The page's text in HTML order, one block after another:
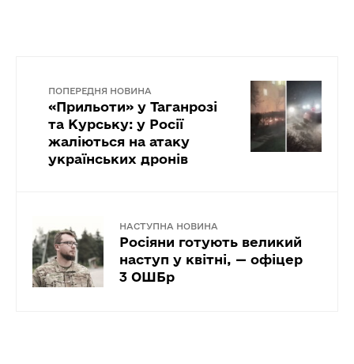
ПОПЕРЕДНЯ НОВИНА
«Прильоти» у Таганрозі
та Курську: у Росії
жаліються на атаку
українських дронів
НАСТУПНА НОВИНА
Росіяни готують великий
наступ у квітні, — офіцер
3 ОШБр